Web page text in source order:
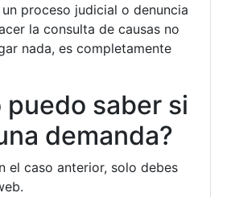
proceso judicial o denuncia
la consulta de causas no
nada, es completamente
puedo saber si
demanda?
el caso anterior, solo debes